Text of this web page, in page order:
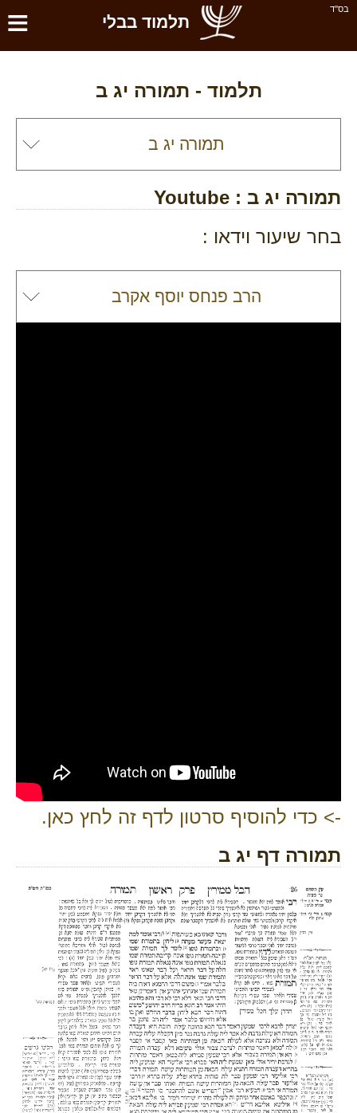
בס''ד ≡ תלמוד בבלי
תלמוד - תמורה יג ב
תמורה יג ב : Youtube
בחר שיעור וידאו :
-> כדי להוסיף סרטון לדף זה לחץ כאן.
תמורה דף יג ב